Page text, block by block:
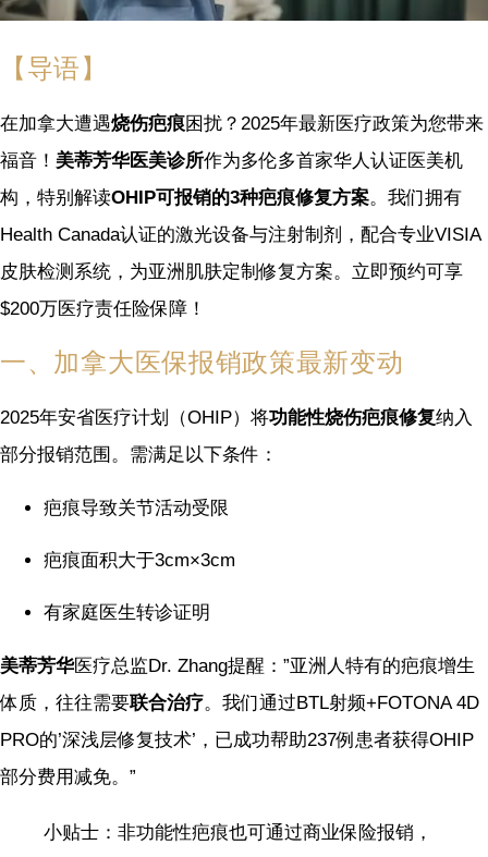
【导语】
在加拿大遭遇烧伤疤痕困扰？2025年最新医疗政策为您带来
福音！ 美蒂芳华医美诊所作为多伦多首家华人认证医美机
构，特别解读OHIP可报销的3种疤痕修复方案。我们拥有
Health Canada认证的激光设备与注射制剂，配合专业VISIA
皮肤检测系统，为亚洲肌肤定制修复方案。立即预约可享
$200万医疗责任险保障！
一、加拿大医保报销政策最新变动
2025年安省医疗计划（OHIP）将功能性烧伤疤痕修复纳入
部分报销范围。需满足以下条件：
疤痕导致关节活动受限
疤痕面积大于3cm×3cm
有家庭医生转诊证明
美蒂芳华医疗总监Dr. Zhang提醒：”亚洲人特有的疤痕增生
体质，往往需要联合治疗。我们通过BTL射频+FOTONA 4D
PRO的’深浅层修复技术’，已成功帮助237例患者获得OHIP
部分费用减免。”
小贴士：非功能性疤痕也可通过商业保险报销，